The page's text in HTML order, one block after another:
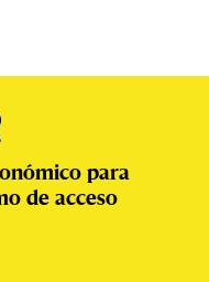
para
de acceso